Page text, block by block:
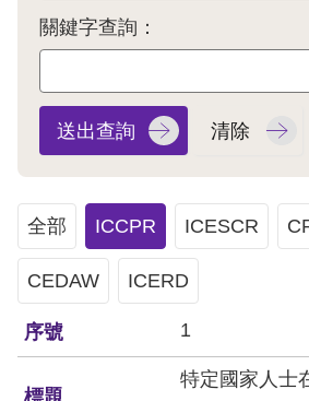
本
會
最
人
權
業
務
關鍵字查詢：
全部 ICCPR ICESCR
CEDAW ICERD
1
特定國家人士